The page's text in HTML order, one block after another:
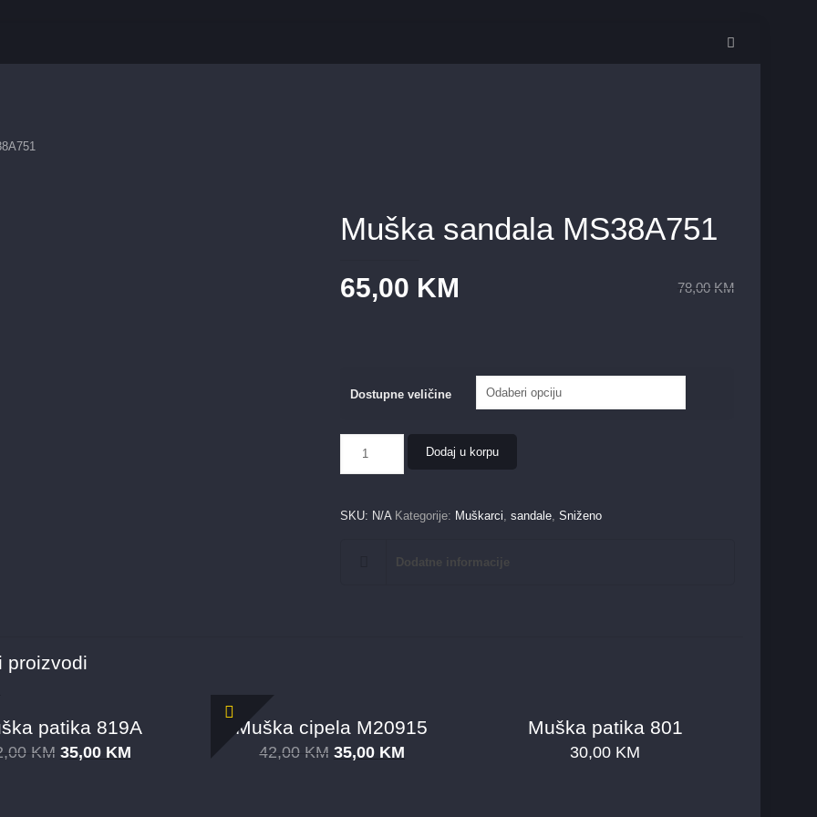
Muška sandala MS38A751
78,00 KM
65,00 KM
Dostupne veličine
Dodaj u korpu
SKU: N/A Kategorije: Muškarci,sandale,Sniženo
Dodatne informacije
proizvodi
patika 819A
KM 35,00 KM
Muška cipela M20915
42,00 KM 35,00 KM
Muška patika 801
30,00 KM